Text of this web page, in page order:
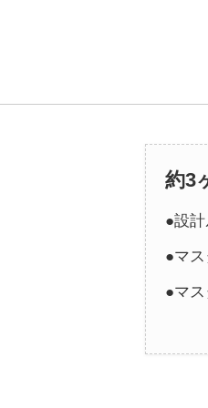
約3
●設
●マ
●マ